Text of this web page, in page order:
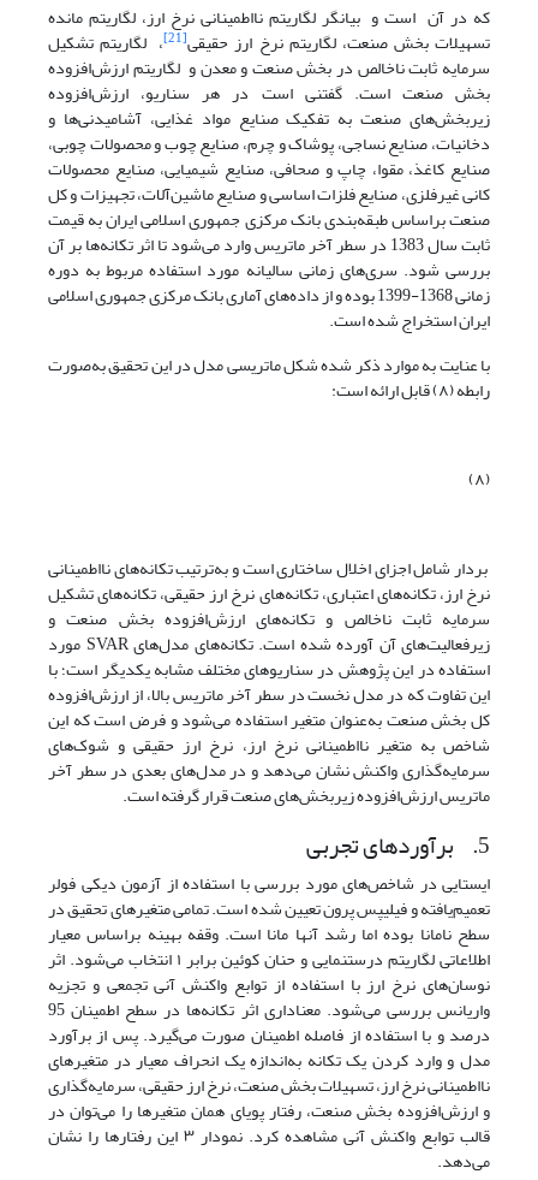
که در آن است و بیانگر لگاریتم نااطمینانی نرخ ارز، لگاریتم مانده
تسهیلات بخش صنعت، لگاریتم نرخ ارز حقیقی[21] ، لگاریتم تشکیل
سرمایه ثابت ناخالص در بخش صنعت و معدن و لگاریتم ارزش‌افزوده
بخش صنعت است. گفتنی است در هر سناریو، ارزش‌افزوده
زیربخش‌های صنعت به تفکیک صنایع مواد غذایی، آشامیدنی‌ها و
دخانیات، صنایع نساجی، پوشاک و چرم، صنایع چوب و محصولات چوبی،
صنایع کاغذ، مقوا، چاپ و صحافی، صنایع شیمیایی، صنایع محصولات
کانی غیرفلزی، صنایع فلزات اساسی و صنایع ماشین‌آلات، تجهیزات و کل
صنعت براساس طبقه‌بندی بانک مرکزی جمهوری اسلامی ایران به قیمت
ثابت سال 1383 در سطر آخر ماتریس وارد می‌شود تا اثر تکانه‌ها بر آن
بررسی شود. سری‌های زمانی سالیانه مورد استفاده مربوط به دوره
زمانی 1368-1399 بوده و از داده‌های آماری بانک مرکزی جمهوری اسلامی
ایران استخراج ‌شده است.
با عنایت به موارد ذکر شده شکل ماتریسی مدل در این تحقیق به‌صورت
رابطه (۸) قابل ارائه است:
(۸)
بردار شامل اجزای اخلال ساختاری است و به‌ترتیب تکانه‌های نااطمینانی
نرخ ارز، تکانه‌های اعتباری، تکانه‌های نرخ ارز حقیقی، تکانه‌های تشکیل
سرمایه ثابت ناخالص و تکانه‌های ارزش‌افزوده بخش صنعت و
زیر‌فعالیت‌های آن آورده شده‌ است. تکانه‌های مدل‌های SVAR مورد
استفاده در این پژوهش در سناریوهای مختلف مشابه یکدیگر است؛ با
این تفاوت که در مدل نخست در سطر آخر ماتریس بالا، از ارزش‌افزوده
کل بخش صنعت به‌عنوان متغیر استفاده می‌شود و فرض است که این
شاخص به متغیر نااطمینانی نرخ ارز، نرخ ارز حقیقی و شوک‌های
سرمایه‌گذاری واکنش نشان‌ می‌دهد و در مدل‌های بعدی در سطر آخر
ماتریس ارزش‌افزوده زیربخش‌های صنعت قرار گرفته است.
5. برآوردهای تجربی
ایستایی در شاخص‌های مورد بررسی با استفاده از آزمون دیکی فولر
تعمیم‌یافته و فیلیپس پرون تعیین شده ‌است. تمامی متغیرهای تحقیق در
سطح نامانا بوده اما رشد آنها مانا است. وقفه بهینه براساس معیار
اطلاعاتی لگاریتم درستنمایی و حنان کوئین برابر ۱ انتخاب می‌شود. اثر
نوسان‌های نرخ ارز با استفاده از توابع واکنش آنی تجمعی و تجزیه
واریانس بررسی می‌‌شود. معناداری اثر تکانه‌ها در سطح اطمینان 95
درصد و با استفاده از فاصله اطمینان صورت ‌می‌گیرد. پس از برآورد
مدل و وارد کردن یک تکانه به‌اندازه یک انحراف ‌معیار در متغیرهای
نااطمینانی نرخ ارز، تسهیلات بخش صنعت، نرخ ارز حقیقی، سرمایه‌گذاری
و ارزش‌افزوده بخش صنعت، رفتار پویای همان متغیرها را می‌توان در
قالب توابع واکنش آنی مشاهده کرد. نمودار ۳ این رفتارها را نشان
‌می‌دهد.